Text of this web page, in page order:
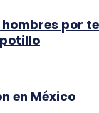
por
en México